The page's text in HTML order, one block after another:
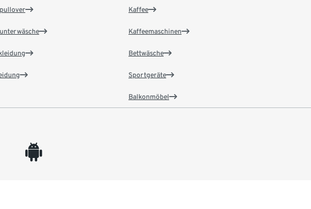
Kaffee
Kaffeemaschinen
Bettwäsche
Sportgeräte
Balkonmöbel
android